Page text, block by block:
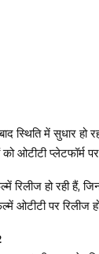
बाद स्थिति में सुधार
ओटीटी प्लेटफॉर्म
रिलीज हो रही हैं,
ओटीटी पर रिलीज